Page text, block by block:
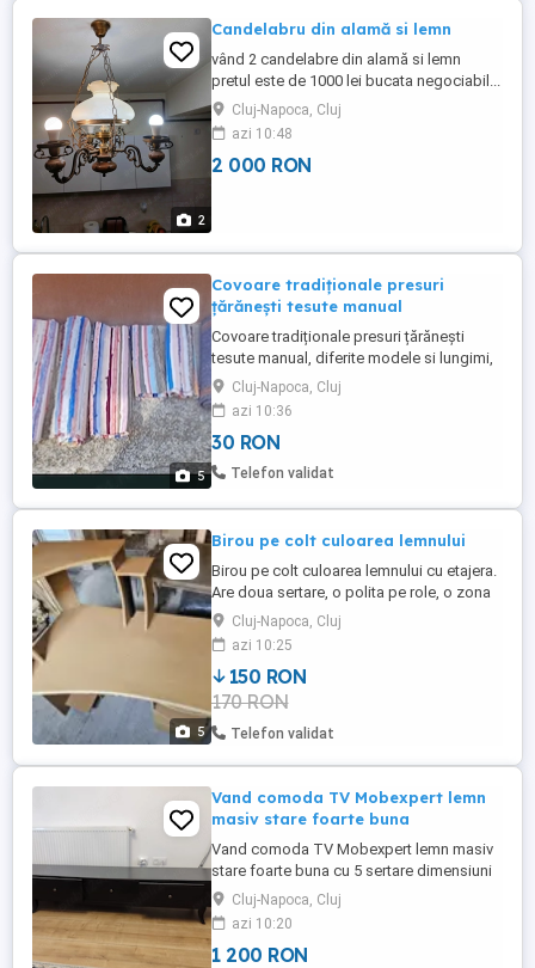
2
Candelabru din alamă si lemn
vând 2 candelabre din alamă si lemn
pretul este de 1000 lei bucata negociabil...
Cluj-Napoca, Cluj
azi 10:48
2 000 RON
5
Covoare tradiționale presuri
țărănești tesute manual
Covoare tradiționale presuri țărănești
tesute manual, diferite modele si lungimi,
lățime de 65cm si 85 cm. pret estimativ pe
metru liniar 30 lei negociabil. Cel lung este
de 8mx60cm.
Cluj-Napoca, Cluj
azi 10:36
30 RON
Telefon validat
5
Birou pe colt culoarea lemnului
Birou pe colt culoarea lemnului cu etajera.
Are doua sertare, o polita pe role, o zona
pt unitatea centrala si diferite zone de
depozitare. Are urme de uzura, in rest
functional. Va stau la dispozitie daca aveti
nevoie de informatii suplimentare.
Raspund doar la mesaje aici sau la
telefon.
Cluj-Napoca, Cluj
azi 10:25
150 RON
170 RON
Telefon validat
Vand comoda TV Mobexpert lemn
masiv stare foarte buna
Vand comoda TV Mobexpert lemn masiv
stare foarte buna cu 5 sertare dimensiuni
240 x 48 x 37 cm
Cluj-Napoca, Cluj
azi 10:20
1 200 RON